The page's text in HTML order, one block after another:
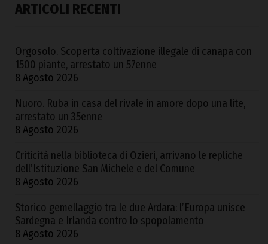
ARTICOLI RECENTI
Orgosolo. Scoperta coltivazione illegale di canapa con
1500 piante, arrestato un 57enne
8 Agosto 2026
Nuoro. Ruba in casa del rivale in amore dopo una lite,
arrestato un 35enne
8 Agosto 2026
Criticità nella biblioteca di Ozieri, arrivano le repliche
dell’Istituzione San Michele e del Comune
8 Agosto 2026
Storico gemellaggio tra le due Ardara: l’Europa unisce
Sardegna e Irlanda contro lo spopolamento
8 Agosto 2026